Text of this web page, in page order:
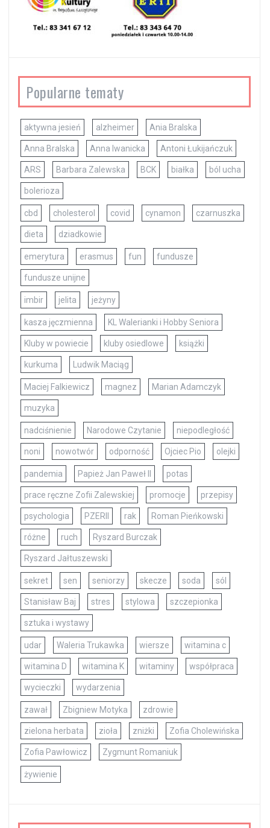
Popularne tematy
aktywna jesień alzheimer Ania Bralska
Anna Bralska Anna Iwanicka Antoni Łukijańczuk
ARS Barbara Zalewska BCK białka ból ucha
bolerioza
cbd cholesterol covid cynamon czarnuszka
dieta dziadkowie
emerytura erasmus fun fundusze
fundusze unijne
imbir jelita jeżyny
kasza jęczmienna KL Walerianki i Hobby Seniora
Kluby w powiecie kluby osiedlowe książki
kurkuma Ludwik Maciąg
Maciej Falkiewicz magnez Marian Adamczyk
muzyka
nadciśnienie Narodowe Czytanie niepodległość
noni nowotwór odporność Ojciec Pio olejki
pandemia Papież Jan Paweł II potas
prace ręczne Zofii Zalewskiej promocje przepisy
psychologia PZERII rak Roman Pieńkowski
różne ruch Ryszard Burczak
Ryszard Jałtuszewski
sekret sen seniorzy skecze soda sól
Stanisław Baj stres stylowa szczepionka
sztuka i wystawy
udar Waleria Trukawka wiersze witamina c
witamina D witamina K witaminy współpraca
wycieczki wydarzenia
zawał Zbigniew Motyka zdrowie
zielona herbata zioła zniżki Zofia Cholewińska
Zofia Pawłowicz Zygmunt Romaniuk
żywienie